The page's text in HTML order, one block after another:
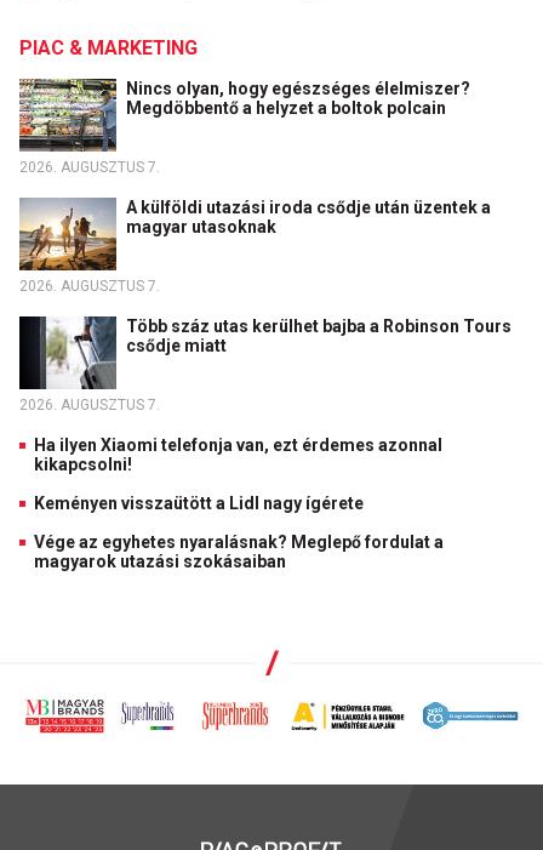
PIAC & MARKETING
Nincs olyan, hogy egészséges élelmiszer?
Megdöbbentő a helyzet a boltok polcain
2026. AUGUSZTUS 7.
A külföldi utazási iroda csődje után üzentek a
magyar utasoknak
2026. AUGUSZTUS 7.
Több száz utas kerülhet bajba a Robinson Tours
csődje miatt
2026. AUGUSZTUS 7.
Ha ilyen Xiaomi telefonja van, ezt érdemes azonnal
kikapcsolni!
Keményen visszaütött a Lidl nagy ígérete
Vége az egyhetes nyaralásnak? Meglepő fordulat a
magyarok utazási szokásaiban